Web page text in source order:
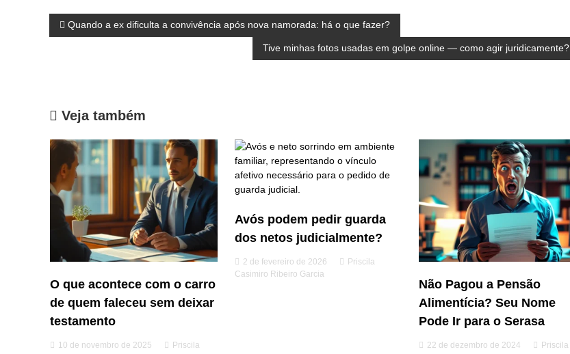
N
e
g
a
o
d
e
Quando a ex dificulta a convivência após nova namorada: há o que fazer?
Tive minhas fotos usadas em golpe online — como agir juridicamente?
Veja também
O que acontece com o carro
de quem faleceu sem deixar
testamento
10 de novembro de 2025
Priscila
Avós podem pedir guarda
dos netos judicialmente?
2 de fevereiro de 2026
Priscila
Casimiro Ribeiro Garcia
Não Pagou a Pensão
Alimentícia? Seu Nome
Pode Ir para o Serasa
22 de dezembro de 2024
Priscila